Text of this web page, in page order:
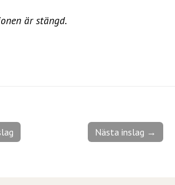
är stängd.
Nästa inslag →